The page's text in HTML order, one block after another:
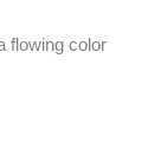
flowing color